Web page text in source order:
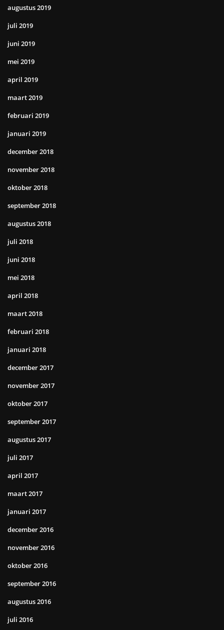
augustus 2019
juli 2019
juni 2019
mei 2019
april 2019
maart 2019
februari 2019
januari 2019
december 2018
november 2018
oktober 2018
september 2018
augustus 2018
juli 2018
juni 2018
mei 2018
april 2018
maart 2018
februari 2018
januari 2018
december 2017
november 2017
oktober 2017
september 2017
augustus 2017
juli 2017
april 2017
maart 2017
januari 2017
december 2016
november 2016
oktober 2016
september 2016
augustus 2016
juli 2016